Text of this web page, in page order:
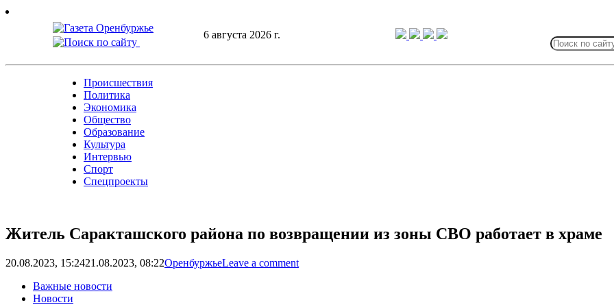
Skip
6 августа 2026 г.
for:
Происшествия
Политика
Экономика
Общество
Образование
Культура
Интервью
Спорт
Спецпроекты
Житель Саракташского района по возвращении из зоны СВО работает в храме
20.08.2023, 15:2421.08.2023, 08:22ОренбуржьеLeave a comment
Важные новости
Новости